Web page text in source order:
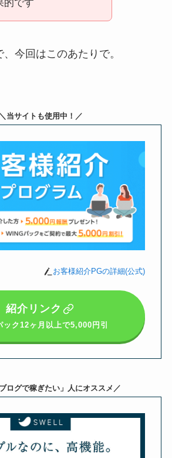
的です
今回はこのあたりで。
＼当サイトも使用中！／
お客様紹介PGの詳細(公式)
紹介リンク
ック12ヶ月以上で5,000円引
ログで稼ぎたい」人にオススメ／